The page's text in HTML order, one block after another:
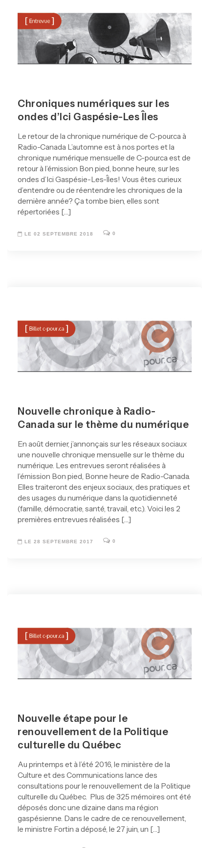
Chroniques numériques sur les
ondes d’Ici Gaspésie-Les Îles
Le retour de la chronique numérique de C-pour.ca à
Radio-Canada L’automne est à nos portes et la
chronique numérique mensuelle de C-pour.ca est de
retour à l’émission Bon pied, bonne heure, sur les
ondes d’Ici Gaspésie-Les-Îles! Vous êtes curieux
d’entendre ou de réentendre les chroniques de la
dernière année? Ça tombe bien, elles sont
répertoriées […]
LE 02 SEPTEMBRE 2018 0
Nouvelle chronique à Radio-
Canada sur le thème du numérique
En août dernier, j’annonçais sur les réseaux sociaux
une nouvelle chronique mensuelle sur le thème du
numérique. Les entrevues seront réalisées à
l’émission Bon pied, Bonne heure de Radio-Canada.
Elles traiteront des enjeux sociaux, des pratiques et
des usages du numérique dans la quotidienneté
(famille, démocratie, santé, travail, etc.). Voici les 2
premières entrevues réalisées […]
LE 28 SEPTEMBRE 2017 0
Nouvelle étape pour le
renouvellement de la Politique
culturelle du Québec
Au printemps et à l’été 2016, le ministère de la
Culture et des Communications lance des
consultations pour le renouvellement de la Politique
culturelle du Québec. Plus de 325 mémoires ont été
déposés donc une dizaine dans ma région
gaspésienne. Dans le cadre de ce renouvellement,
le ministre Fortin a déposé, le 27 juin, un […]